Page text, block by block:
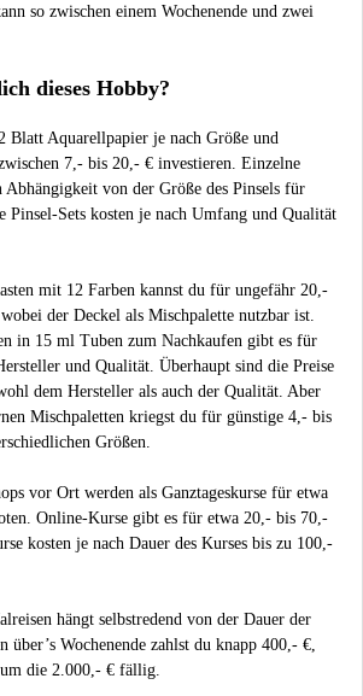
so zwischen einem Wochenende und zwei
dieses Hobby?
Blatt Aquarellpapier je nach Größe und
7,- bis 20,- € investieren. Einzelne
Abhängigkeit von der Größe des Pinsels für
Pinsel-Sets kosten je nach Umfang und Qualität
mit 12 Farben kannst du für ungefähr 20,-
der Deckel als Mischpalette nutzbar ist.
in 15 ml Tuben zum Nachkaufen gibt es für
und Qualität. Überhaupt sind die Preise
dem Hersteller als auch der Qualität. Aber
Mischpaletten kriegst du für günstige 4,- bis
Größen.
vor Ort werden als Ganztageskurse für etwa
Online-Kurse gibt es für etwa 20,- bis 70,-
kosten je nach Dauer des Kurses bis zu 100,-
hängt selbstredend von der Dauer der
über’s Wochenende zahlst du knapp 400,- €,
die 2.000,- € fällig.